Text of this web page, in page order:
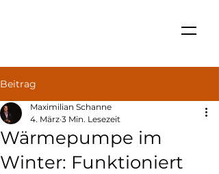
Beitrag
Wärmepumpe im
Winter: Funktioniert
Maximilian Schanne
4. März 3 Min. Lesezeit